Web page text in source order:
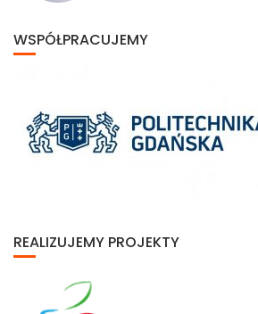
WSPÓŁPRACUJEMY
REALIZUJEMY PROJEKTY